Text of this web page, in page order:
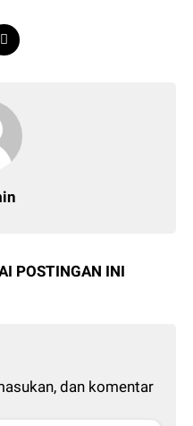
POSTINGAN INI
dan komentar